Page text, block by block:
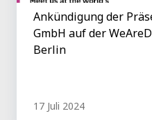
Ankündigung der
GmbH auf der
Berlin
17 Juli 2024